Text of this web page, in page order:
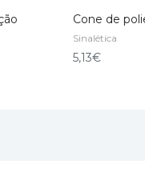
ADICIONAR
Cone de
Sinalética
5,13€